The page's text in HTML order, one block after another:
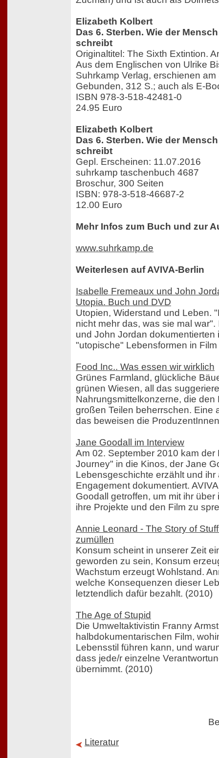
Elizabeth Kolbert
Das 6. Sterben. Wie der
schreibt
Originaltitel: The Sixth Extintion.
Aus dem Englischen von Ulrike
Suhrkamp Verlag, erschienen
Gebunden, 312 S.; auch als E-
ISBN 978-3-518-42481-0
24.95 Euro
Elizabeth Kolbert
Das 6. Sterben. Wie der
schreibt
Gepl. Erscheinen: 11.07.2016
suhrkamp taschenbuch 4687
Broschur, 300 Seiten
ISBN: 978-3-518-46687-2
12.00 Euro
Mehr Infos zum Buch und zur
www.suhrkamp.de
Weiterlesen auf AVIVA-Berlin
Isabelle Fremeaux und John
Utopia. Buch und DVD
Utopien, Widerstand und Leben.
nicht mehr das, was sie mal
und John Jordan dokumentierten
"utopische" Lebensformen in
Food Inc.. Was essen wir wirklich
Grünes Farmland, glückliche
grünen Wiesen, all das
Nahrungsmittelkonzerne, die den
großen Teilen beherrschen. Eine
das beweisen die
Jane Goodall im Interview
Am 02. September 2010 kam der
Journey" in die Kinos, der Jane
Lebensgeschichte erzählt und ihr
Engagement dokumentiert.
Goodall getroffen, um mit ihr
ihre Projekte und den Film zu
Annie Leonard - The Story of
zumüllen
Konsum scheint in unserer Zeit
geworden zu sein, Konsum
Wachstum erzeugt Wohlstand.
welche Konsequenzen dieser
letztendlich dafür bezahlt. (2010)
The Age of Stupid
Die Umweltaktivistin Franny
halbdokumentarischen Film,
Lebensstil führen kann, und
dass jede/r einzelne
übernimmt. (2010)
Literatur